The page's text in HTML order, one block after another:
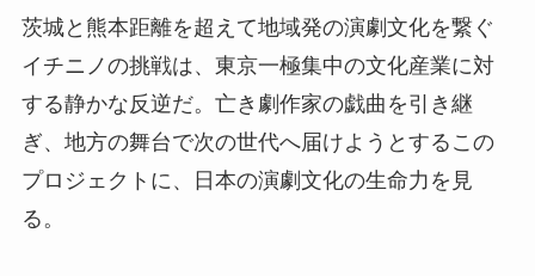
茨城と熊本距離を超えて地域発の演劇文化を繋ぐ
イチニノの挑戦は、東京一極集中の文化産業に対
する静かな反逆だ。亡き劇作家の戯曲を引き継
ぎ、地方の舞台で次の世代へ届けようとするこの
プロジェクトに、日本の演劇文化の生命力を見
る。